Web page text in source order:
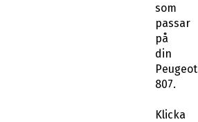
som
passar
på
din
Peugeot
807.
Klicka